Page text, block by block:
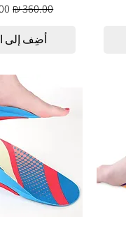
سعر عادي‏360.00 ₪
أضِف إلى